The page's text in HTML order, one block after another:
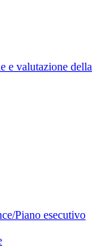
e valutazione della
Piano esecutivo